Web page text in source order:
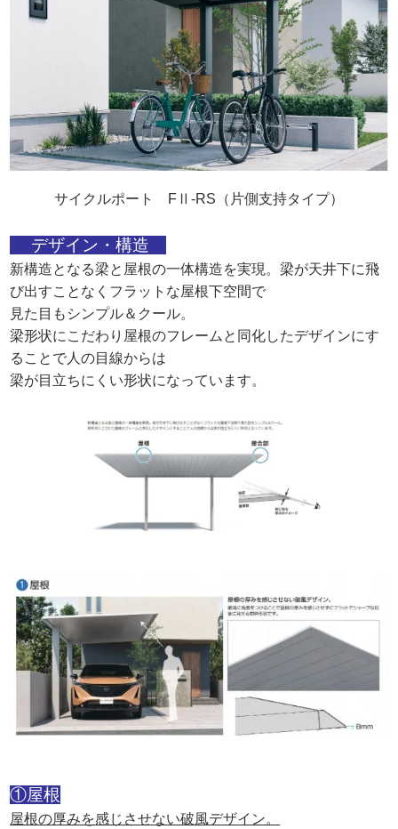
サイクルポート FⅡ-RS（片側支持タイプ）
デザイン・構造
新構造となる梁と屋根の一体構造を実現。梁が天井下に飛
び出すことなくフラットな屋根下空間で
見た目もシンプル＆クール。
梁形状にこだわり屋根のフレームと同化したデザインにす
ることで人の目線からは
梁が目立ちにくい形状になっています。
①屋根
屋根の厚みを感じさせない破風デザイン。